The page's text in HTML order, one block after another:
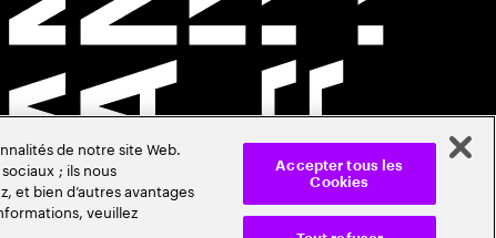
de notre site Web.
; ils nous
et bien d’autres avantages
veuillez
Accepter tous les
Cookies